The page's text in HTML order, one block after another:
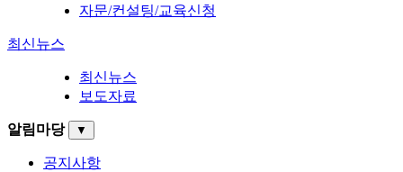
자문/컨설팅/교육신청
최신뉴스
최신뉴스
보도자료
알림마당 ▼
공지사항